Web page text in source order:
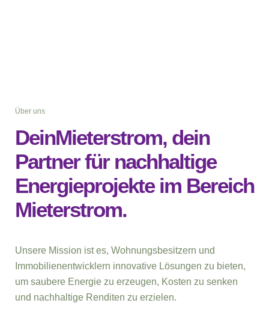
Über uns
DeinMieterstrom, dein
Partner für nachhaltige
Energieprojekte im Bereich
Mieterstrom.
Unsere Mission ist es, Wohnungsbesitzern und
Immobilienentwicklern innovative Lösungen zu bieten,
um saubere Energie zu erzeugen, Kosten zu senken
und nachhaltige Renditen zu erzielen.